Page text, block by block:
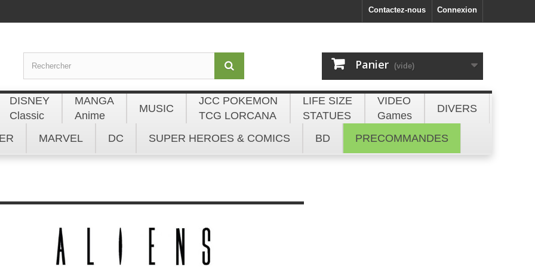
Connexion
Contactez-nous
Panier (vide)
DISNEY
Classic
MANGA
Anime
MUSIC
JCC POKEMON
TCG LORCANA
LIFE SIZE
STATUES
VIDEO
Games
DIVERS
MARVEL DC SUPER HEROES & COMICS BD PRECOMMANDES